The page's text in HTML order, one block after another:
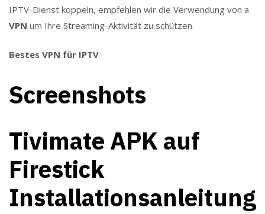
IPTV-Dienst koppeln, empfehlen wir die Verwendung von a
VPN um Ihre Streaming-Aktivität zu schützen.
Bestes VPN für IPTV
Screenshots
Tivimate APK auf
Firestick
Installationsanleitung